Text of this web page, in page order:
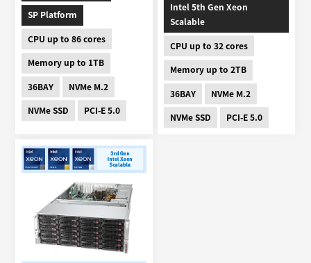
SP Platform
CPU up to 86 cores
Memory up to 1TB
36BAY
NVMe M.2
NVMe SSD
PCI-E 5.0
Intel 5th Gen Xeon
Scalable
CPU up to 32 cores
Memory up to 2TB
36BAY
NVMe M.2
NVMe SSD
PCI-E 5.0